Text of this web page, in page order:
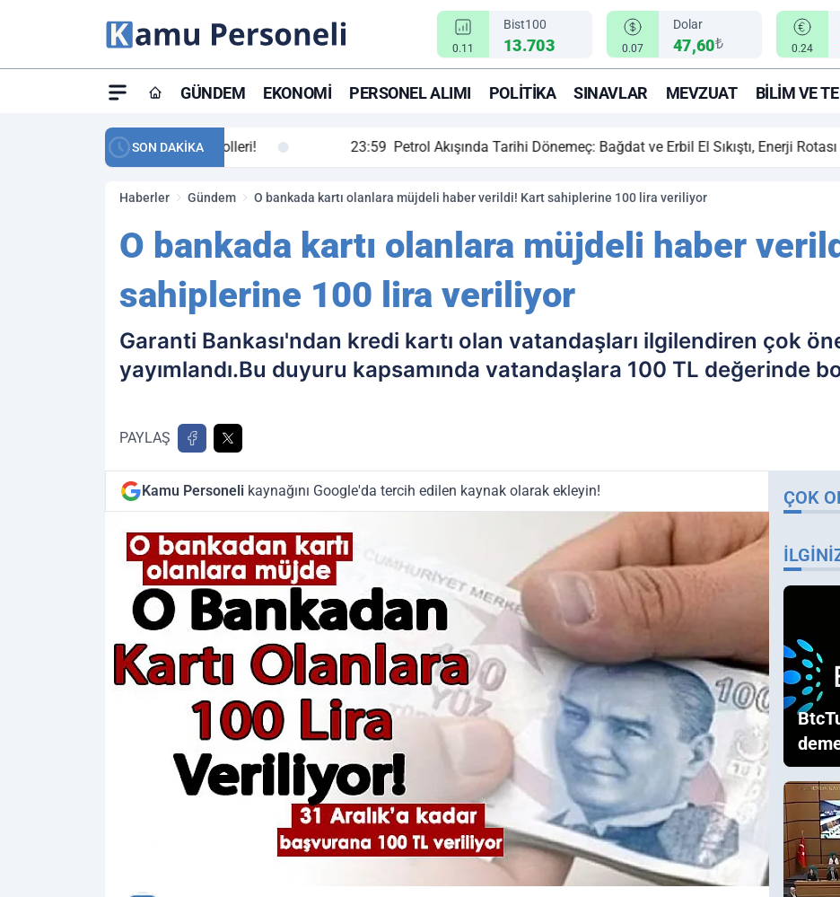
0.11
Bist100
13.703 0.07
Dolar
47,60₺ 0.24
GÜNDEM EKONOMI PERSONEL ALIMI POLITIKA SINAVLAR MEVZUAT BILIM VE
SON DAKİKA
maç özeti ve golleri! 23:59 Petrol Akışında Tarihi Dönemeç: Bağdat ve Erbil El Sıkıştı, Enerji Rotası Türkiye!
Haberler Gündem O bankada kartı olanlara müjdeli haber verildi! Kart sahiplerine 100 lira veriliyor
O bankada kartı olanlara müjdeli haber
sahiplerine 100 lira veriliyor
Garanti Bankası'ndan kredi kartı olan vatandaşları ilgilendiren çok
yayımlandı.Bu duyuru kapsamında vatandaşlara 100 TL değerinde
PAYLAŞ
Kamu Personeli kaynağını Google'da tercih edilen kaynak olarak ekleyin! ÇOK